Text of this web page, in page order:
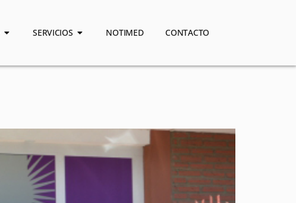
SERVICIOS NOTIMED CONTACTO